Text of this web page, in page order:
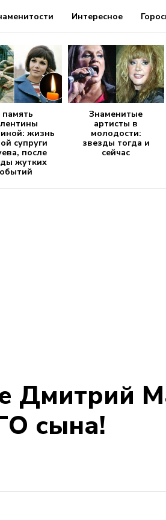
Интересное
память
жизнь
супруги
после
жутких
Знаменитые
артисты в
молодости:
звезды тогда и
сейчас
Дмитрий
сына!